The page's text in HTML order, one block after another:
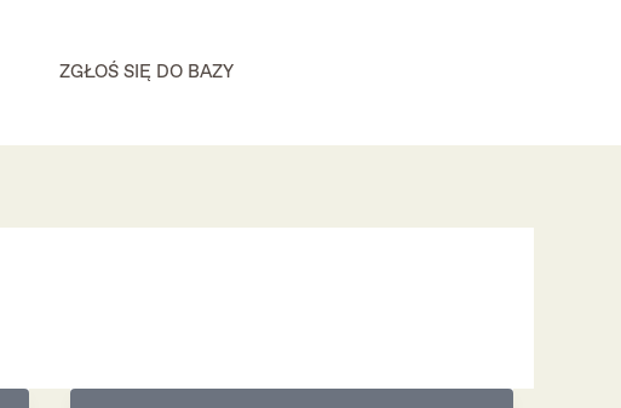
ZGŁOŚ SIĘ DO BAZY